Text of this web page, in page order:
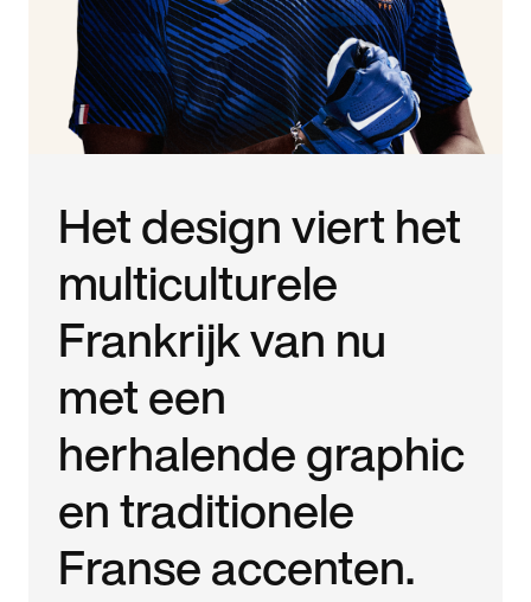
Het design viert het
multiculturele
Frankrijk van nu
met een
herhalende graphic
en traditionele
Franse accenten.